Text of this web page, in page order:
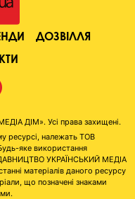
ДОЗВІЛЛЯ
ДІМ». Усі права захищені.
ресурсі, належать ТОВ
яке використання
УКРАЇНСЬКИЙ МЕДІА
матеріалів даного ресурсу
що позначені знаками